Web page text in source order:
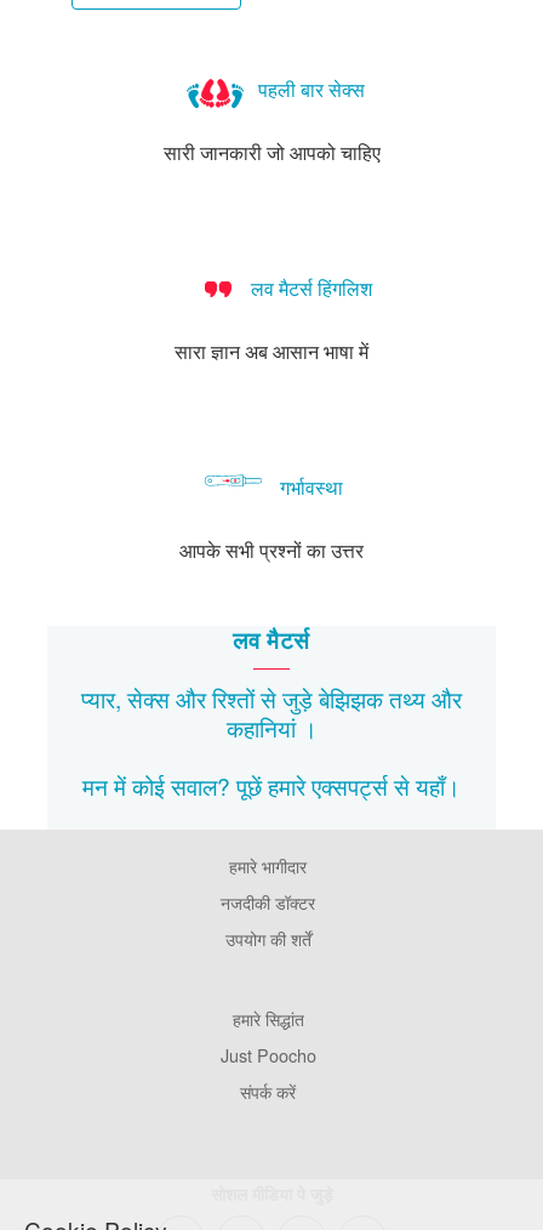
पहली बार सेक्स
सारी जानकारी जो आपको चाहिए
लव मैटर्स हिंगलिश
सारा ज्ञान अब आसान भाषा में
गर्भावस्था
आपके सभी प्रश्नों का उत्तर
लव मैटर्स
प्यार, सेक्स और रिश्तों से जुड़े बेझिझकतथ्यऔर
कहानियां।
मन में कोई सवाल? पूछें हमारे एक्सपर्ट्स सेयहाँ।
हमारे भागीदार
नजदीकी डॉक्टर
उपयोग की शर्तें
हमारे सिद्धांत
Just Poocho
संपर्क करें